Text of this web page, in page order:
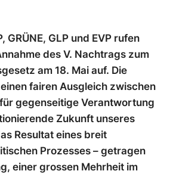
GRÜNE, GLP und EVP rufen
des V. Nachtrags zum
am 18. Mai auf. Die
fairen Ausgleich zwischen
gegenseitige Verantwortung
Zukunft unseres
Resultat eines breit
Prozesses – getragen
einer grossen Mehrheit im